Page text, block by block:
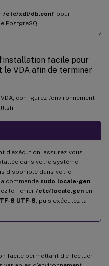
/etc/xdl/db.conf pour
facile pour
le VDA afin de terminer
configurez l’environnement
d’exécution, assurez-vous
dans votre système
disponible dans votre
commande sudo locale-gen
le fichier /etc/locale.gen en
8 UTF-8 , puis exécutez la
facile permettant d’effectuer